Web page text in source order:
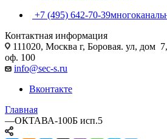
+7 (495) 642-70-39
Контактная информация
111020, Москва г, Боровая. ул, дом
оф. 100
info@sec-s.ru
Вконтакте
Главная
—ОКТАВА-100Б исп.5